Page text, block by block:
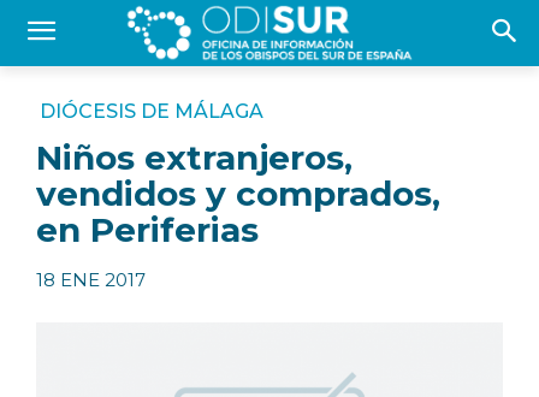
DIÓCESIS DE MÁLAGA
Niños extranjeros,
vendidos y comprados,
en Periferias
18 ENE 2017